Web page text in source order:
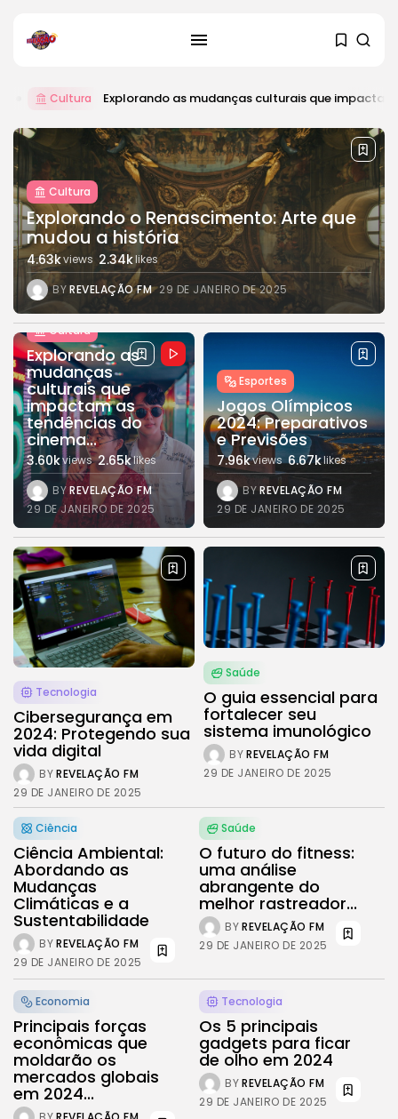
SEARCH
RECENT POSTS
Cultura
Explorando o Renascimento: Arte
que mudou...
29 DE JANEIRO DE 2025
Cultura
Explorando as mudanças
culturais que impactam...
29 DE JANEIRO DE 2025
Esportes
Jogos Olímpicos 2024:
Preparativos e Previsões
29 DE JANEIRO DE 2025
Tecnologia
Cibersegurança em 2024:
Protegendo sua vida...
29 DE JANEIRO DE 2025
TRENDING CATEGORIES
Saúde
14 Articles
Tecnologia
14 Articles
10 Articles
Cultura
Notícias
9 Articles
LATEST REVIEWS
4.4 Tracking Your Health: Top Fitness Tracker
Review
BY REVELAÇÃO FM 29 DE JANEIRO DE 2025
4.5 Tecnologia
The Future of Urban Mobility: An In-Depth
Review of 2024 Electric Bikes
Explorando as mudanças culturais que impactam as tendências
Cultura
Explorando o Renascimento: Arte que
mudou a história
4.63kviews 2.34klikes
BYREVELAÇÃO FM 29 DE JANEIRO DE 2025
Cultura
Explorando as
mudanças
culturais que
impactam as
tendências do
cinema...
3.60kviews 2.65klikes
BYREVELAÇÃO FM
29 DE JANEIRO DE 2025
Esportes
Jogos Olímpicos
2024: Preparativos
e Previsões
7.96kviews 6.67klikes
BYREVELAÇÃO FM
29 DE JANEIRO DE 2025
Tecnologia
Cibersegurança em
2024: Protegendo sua
vida digital
BYREVELAÇÃO FM
29 DE JANEIRO DE 2025
Saúde
O guia essencial para
fortalecer seu
sistema imunológico
BYREVELAÇÃO FM
29 DE JANEIRO DE 2025
Ciência
Ciência Ambiental:
Abordando as
Mudanças
Climáticas e a
Sustentabilidade
BYREVELAÇÃO FM
29 DE JANEIRO DE 2025
Saúde
O futuro do fitness:
uma análise
abrangente do
melhor rastreador...
BYREVELAÇÃO FM
29 DE JANEIRO DE 2025
Economia
Principais forças
econômicas que
moldarão os
mercados globais
em 2024...
Tecnologia
Os 5 principais
gadgets para ficar
de olho em 2024
BYREVELAÇÃO FM
29 DE JANEIRO DE 2025